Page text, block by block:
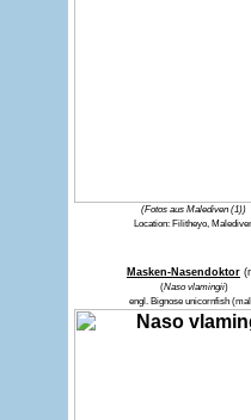
(Fotos aus Malediven (1))
Location: Filitheyo,
Masken-Nasendoktor
(Naso vlamingii)
engl. Bignose unicornfish